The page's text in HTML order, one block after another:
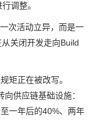
调整。
次活动立异，而是一
关闭开发走向Build
正在被改写。
供应链基础设施：
一年后的40%、两年